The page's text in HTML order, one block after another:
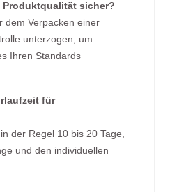
Produktqualität sicher?
dem Verpacken einer
unterzogen, um
Ihren Standards
für
der Regel 10 bis 20 Tage,
und den individuellen